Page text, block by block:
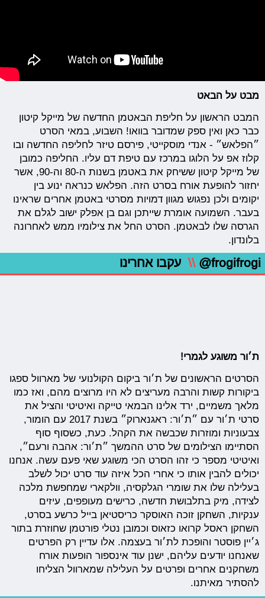
מבט על הבאט
המבט הראשון על חליפת הבאטמן החדשה של מייקל קיטון
כבר כאן ואין ספק שמדובר בוואו! השבוע, במאי הסרט
״הפלאש״ - אנדי מוסקייטי, פירסם טיזר לחליפה החדשה ובו
קלוז אפ על הלוגו במרכז עם טיפת דם עליו. החליפה כמובן
של מייקל קיטון ששיחק את באטמן בשנות ה-80 וה-90, אשר
יחזור להופעת אורח בסרט הזה. הפלאש כנראה ינוע בין
יקומים ולכן נפגוש מגוון דמויות מסרטי באטמן אחרים שראינו
בעבר. השמועה אומרת שייתכן וגם בן אפלק ישוב לגלם את
הגרסה שלו לבאטמן. הסרט החל את צילומיו ממש לאחרונה
בלונדון.
@frogifrogi
\\ עקבו אחרינו
ת׳ור משוגע לגמרי!
הסרטים הראשונים של ת׳ור ביקום הקולנועי של מארוול ספגו
ביקורות קשות והרבה מעריצים לא היו מרוצים מהם, ואז כמו
מלאך משמיים, ירד אלינו הבמאי טייקה ואיטיטי והציל את
סרטי ת׳ור עם ״ת׳ור: ראגנארוק״ בשנת 2017 עם הומור,
צבעוניות ומוזרות שכבשה את הקהל. כעת, כשסוף סוף
הסתיימו הצילומים של סרט ההמשך ״ת׳ור: אהבה ורעם״,
ואיטיטי מספר כי זהו הסרט הכי משוגע שאי פעם עשה. אנחנו
יכולים להבין אותו כי אחרי הכל איזה עוד סרט יכול לשלב
בעלילה שלו את שומרי הגלקסיה, וולקארי שמחפשת מלכה
לצידה, מיק בתלבושת חדשה, כרישים מעופפים, עיזים
ענקיות, השחקן זוכה האוסקר כריסטיאן בייל כרשע בסרט,
השחקן ראסל קרואו כזאוס וכמובן נטלי פורטמן שחוזרת בתור
ג׳יין פוסטר והופכת לת׳ור בעצמה. אלו עדיין רק הפרטים
שאנחנו יודעים עליהם, ישנן עוד אינספור הופעות אורח
משחקנים אחרים ופרטים על העלילה שמארוול הצליחו
להסתיר מאיתנו.